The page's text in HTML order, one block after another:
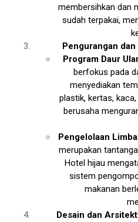
membersihkan dan
sudah terpakai,
Pengurangan
Program Daur
berfokus pada
menyediakan
plastik, kertas,
berusaha
Pengelolaan
merupakan
Hotel hijau
sistem
makanan
Desain dan